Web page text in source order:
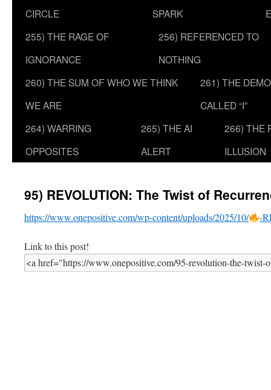
CIRCLE
SPARK
255) THE RAGE OF
IGNORANCE
256) REFERENCED TO
NOTHING
260) THE SUM OF WHO WE THINK
WE ARE
261) THE
CALLED “I”
264) WARRING
OPPOSITES
265) THE AI
ALERT
266) THE
ILLUSION
95) REVOLUTION: The Twist of
https://www.onepositive.com/wp-content/uploads/2025/10/ -
Link to this post!